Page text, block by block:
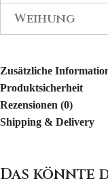
Weihung
Zusätzliche
Produktsicherheit
Rezensionen (0)
Shipping & Delivery
Das könnte